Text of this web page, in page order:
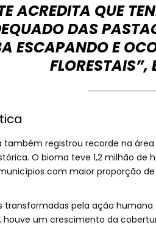
ACREDITA QUE
DAS
ESCAPANDO E
FLORESTAIS”,
também registrou recorde na
O bioma teve 1,2 milhão
com maior proporção
transformadas pela ação
houve um crescimento da